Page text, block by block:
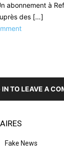
abonnement à
des […]
IN TO LEAVE A
Fake News